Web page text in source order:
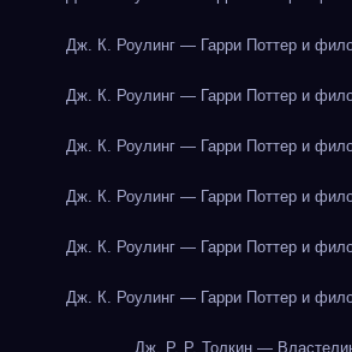
Дж. К. Роулинг — Гарри Поттер и
Дж. К. Роулинг — Гарри Поттер и
Дж. К. Роулинг — Гарри Поттер и
Дж. К. Роулинг — Гарри Поттер и
Дж. К. Роулинг — Гарри Поттер и
Дж. К. Роулинг — Гарри Поттер и
Дж. Р. Р. Толкин —